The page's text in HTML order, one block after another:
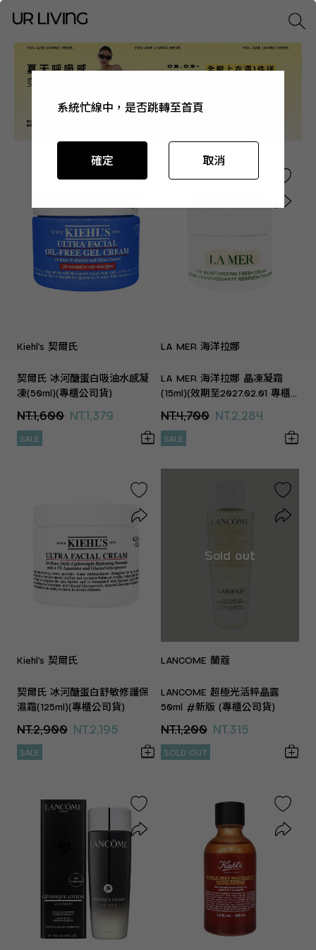
Kiehl’s 契爾氏
契爾氏 冰河醣蛋白吸油水感凝
凍(50ml)(專櫃公司貨)
NT.1,600 NT.1,379
SALE
LA MER 海洋拉娜
LA MER 海洋拉娜 晶凍凝霜
(15ml)(效期至2027.02.01 專櫃
NT.4,700 NT.2,284
SALE
Kiehl’s 契爾氏
契爾氏 冰河醣蛋白舒敏修護保
濕霜(125ml)(專櫃公司貨)
NT.2,900 NT.2,195
SALE
LANCOME 蘭蔻
LANCOME 超極光活粹晶露
50ml #新版 (專櫃公司貨)
NT.1,200 NT.315
SOLD OUT
系統忙線中，是否跳轉至首頁
確定 取消
系統忙線中，是否跳轉至首頁
確定 取消
系統忙線中，是否跳轉至首頁
確定 取消
系統忙線中，是否跳轉至首頁
確定 取消